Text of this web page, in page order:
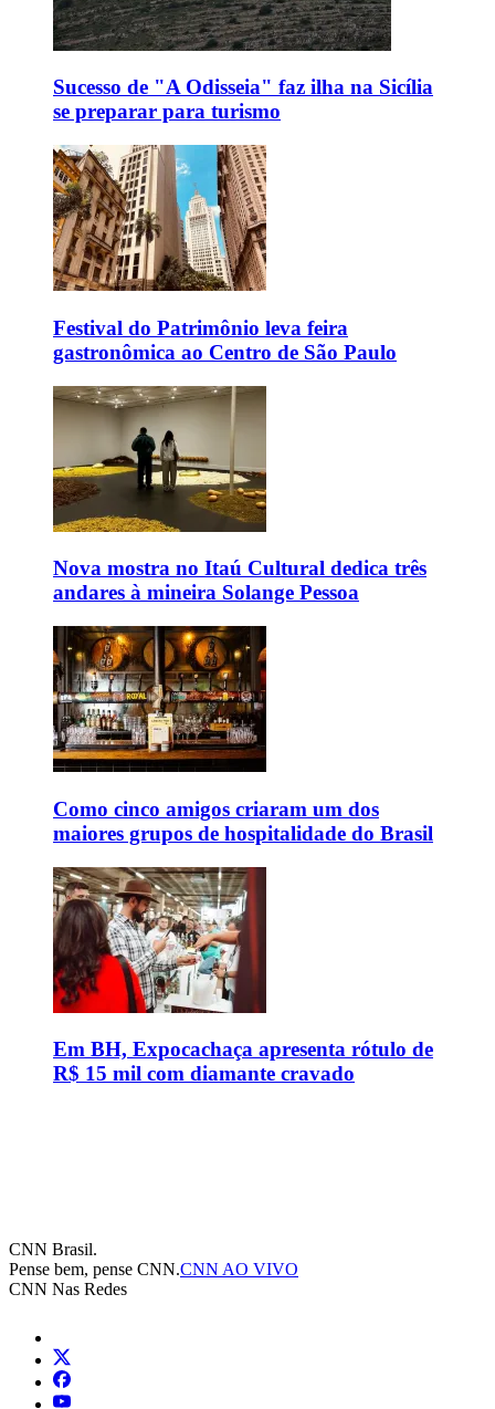
Sucesso de "A Odisseia" faz ilha na Sicília
se preparar para turismo
Festival do Patrimônio leva feira
gastronômica ao Centro de São Paulo
Nova mostra no Itaú Cultural dedica três
andares à mineira Solange Pessoa
Como cinco amigos criaram um dos
maiores grupos de hospitalidade do Brasil
Em BH, Expocachaça apresenta rótulo de
R$ 15 mil com diamante cravado
CNN Brasil.
Pense bem, pense CNN.CNN AO VIVO
CNN Nas Redes